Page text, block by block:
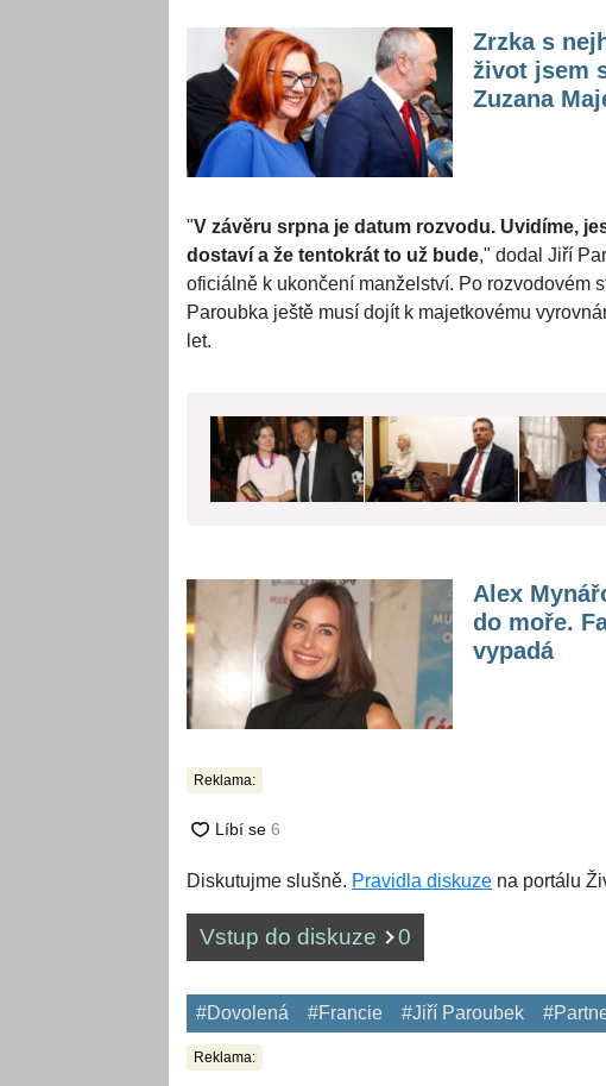
Zrzka s
život jsem
Zuzana
"V závěru srpna je datum rozvodu. Uvidíme,
dostaví a že tentokrát to už bude," dodal Jiří
oficiálně k ukončení manželství. Po rozvodovém
Paroubka ještě musí dojít k majetkovému
let.
Alex
do moře.
vypadá
Reklama:
Diskutujme slušně. Pravidla diskuze na portálu
Vstup do diskuze 0
#Dovolená #Francie #Jiří Paroubek
Reklama: